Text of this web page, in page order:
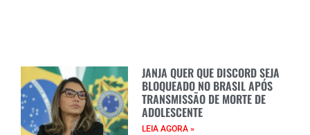
JANJA QUER QUE DISCORD SEJA
BLOQUEADO NO BRASIL APÓS
TRANSMISSÃO DE MORTE DE
ADOLESCENTE
LEIA AGORA »